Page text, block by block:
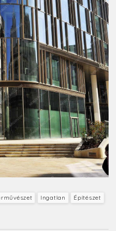
Ingatlan
Építészet